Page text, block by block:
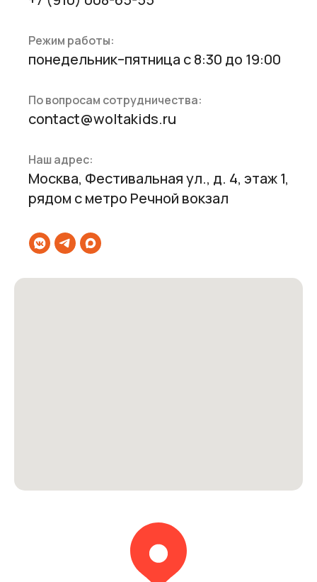
Режим работы:
понедельник–пятница с 8:30 до 19:00
По вопросам сотрудничества:
contact@woltakids.ru
Наш адрес:
Москва, Фестивальная ул., д. 4, этаж 1,
рядом с метро Речной вокзал